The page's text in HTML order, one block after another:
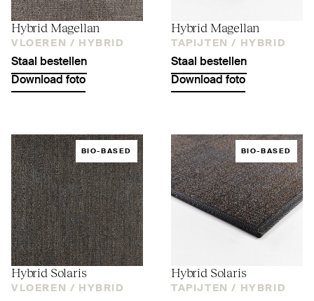
Hybrid Magellan
VLOEREN / HYBRID
Staal bestellen
Download foto
Hybrid Magellan
TAPIJTEN / HYBRID
Staal bestellen
Download foto
BIO-BASED
Hybrid Solaris
VLOEREN / HYBRID
BIO-BASED
Hybrid Solaris
TAPIJTEN / HYBRID